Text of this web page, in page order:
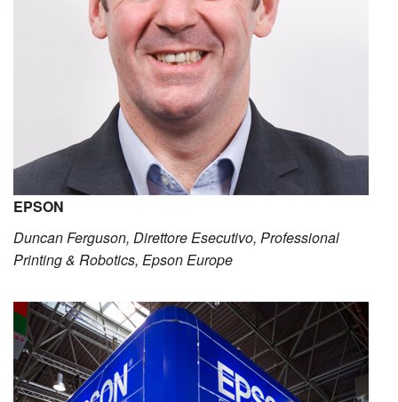
EPSON
Duncan Ferguson, Direttore Esecutivo, Professional
Printing & Robotics, Epson Europe